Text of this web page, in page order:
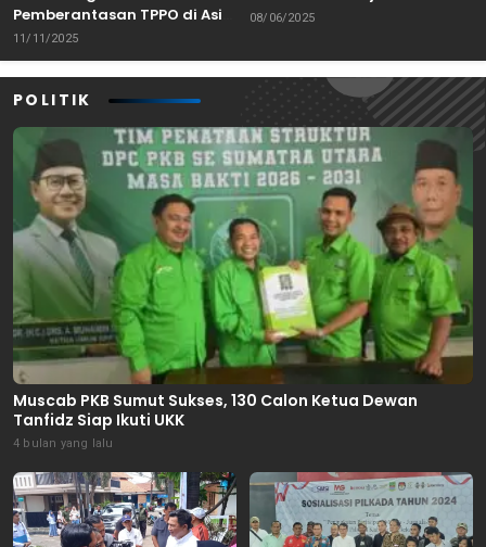
Pemberantasan TPPO di Asia
Tenggara
11/11/2025
Banten
08/06/2025
POLITIK
Muscab PKB Sumut Sukses, 130 Calon Ketua Dewan
Tanfidz Siap Ikuti UKK
4 bulan yang lalu